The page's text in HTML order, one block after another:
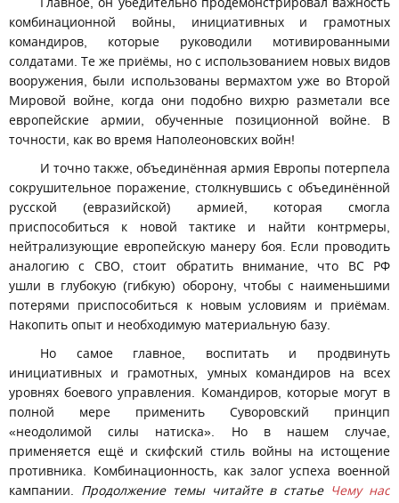
Главное, он убедительно продемонстрировал важность
комбинационной войны, инициативных и грамотных
командиров, которые руководили мотивированными
солдатами. Те же приёмы, но с использованием новых видов
вооружения, были использованы вермахтом уже во Второй
Мировой войне, когда они подобно вихрю разметали все
европейские армии, обученные позиционной войне. В
точности, как во время Наполеоновских войн!
И точно также, объединённая армия Европы потерпела
сокрушительное поражение, столкнувшись с объединённой
русской (евразийской) армией, которая смогла
приспособиться к новой тактике и найти контрмеры,
нейтрализующие европейскую манеру боя. Если проводить
аналогию с СВО, стоит обратить внимание, что ВС РФ
ушли в глубокую (гибкую) оборону, чтобы с наименьшими
потерями приспособиться к новым условиям и приёмам.
Накопить опыт и необходимую материальную базу.
Но самое главное, воспитать и продвинуть
инициативных и грамотных, умных командиров на всех
уровнях боевого управления. Командиров, которые могут в
полной мере применить Суворовский принцип
«неодолимой силы натиска». Но в нашем случае,
применяется ещё и скифский стиль войны на истощение
противника. Комбинационность, как залог успеха военной
кампании. Продолжение темы читайте в статье Чему нас